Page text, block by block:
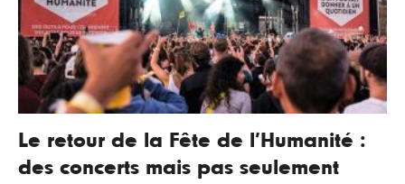
Le retour de la Fête de l’Humanité :
des concerts mais pas seulement